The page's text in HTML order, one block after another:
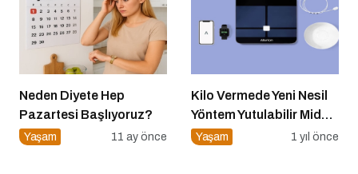
Neden Diyete Hep
Pazartesi Başlıyoruz?
Yaşam 11 ay önce
Kilo Vermede Yeni Nesil
Yöntem Yutulabilir Mide
Balonu ile Ameliyatsız
Yaşam 1 yıl önce